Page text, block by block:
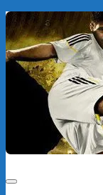
Перейти
к
содержимому